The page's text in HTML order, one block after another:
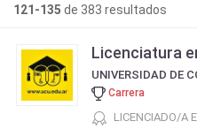
121-135 de 383 resultados
Licenciatura
Carrera
LICENCIADO/A